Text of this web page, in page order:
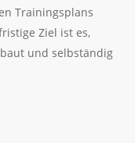
Trainingsplans
Ziel ist es,
und selbständig